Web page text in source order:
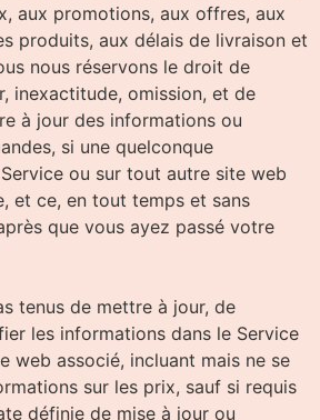
aux promotions, aux offres, aux
produits, aux délais de livraison et
nous réservons le droit de
inexactitude, omission, et de
à jour des informations ou
si une quelconque
ou sur tout autre site web
et ce, en tout temps et sans
que vous ayez passé votre
tenus de mettre à jour, de
les informations dans le Service
web associé, incluant mais ne se
sur les prix, sauf si requis
définie de mise à jour ou